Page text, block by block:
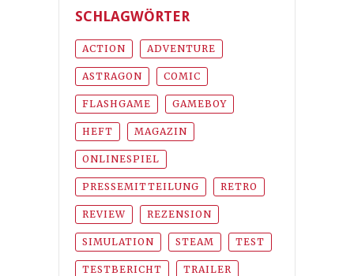
SCHLAGWÖRTER
ACTION ADVENTURE
ASTRAGON COMIC
FLASHGAME GAMEBOY
HEFT MAGAZIN
ONLINESPIEL
PRESSEMITTEILUNG RETRO
REVIEW REZENSION
SIMULATION STEAM TEST
TESTBERICHT TRAILER